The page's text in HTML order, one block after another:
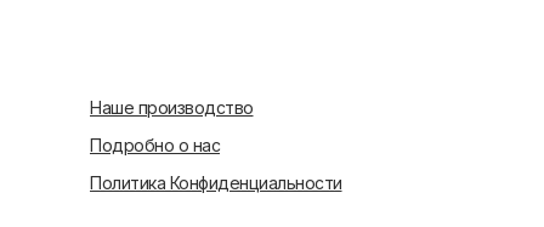
Наше производство
Подробно о нас
Политика Конфиденциальности